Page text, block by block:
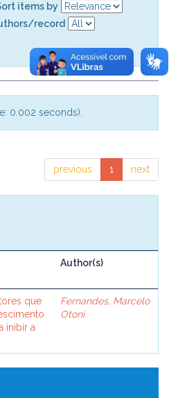
items by
record
0.002 seconds).
previous 1 next
Author(s)
que
inibir a
Fernandes, Marcelo
Otoni